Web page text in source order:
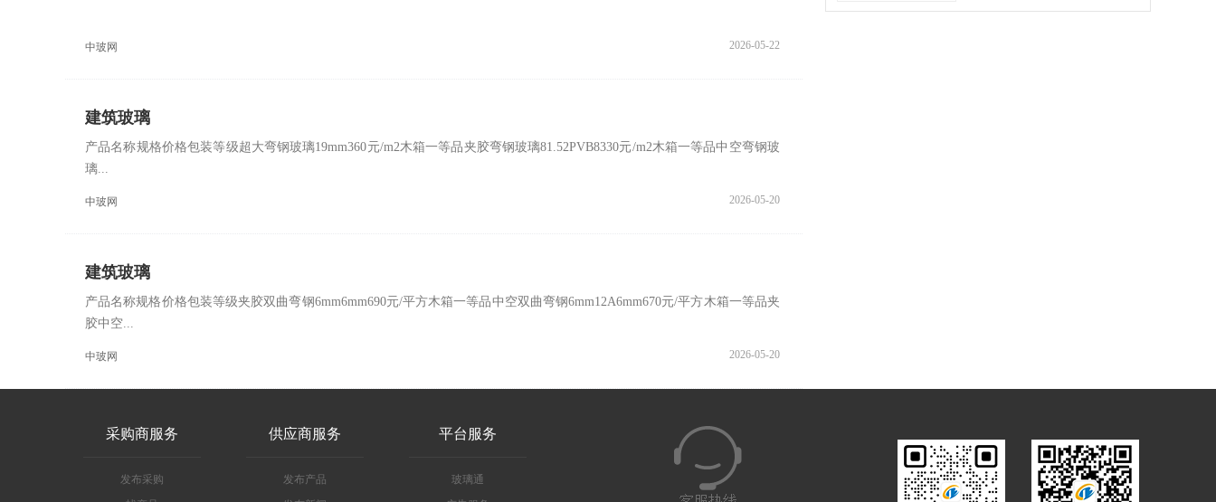
中玻网 2026-05-22
建筑玻璃
产品名称规格价格包装等级超大弯钢玻璃19mm360元/m2木箱一等品夹胶弯钢玻璃81.52PVB8330元/m2木箱一等品中空弯钢玻
璃...
中玻网 2026-05-20
建筑玻璃
产品名称规格价格包装等级夹胶双曲弯钢6mm6mm690元/平方木箱一等品中空双曲弯钢6mm12A6mm670元/平方木箱一等品夹
胶中空...
中玻网 2026-05-20
采购商服务
发布采购
供应商服务
发布产品
平台服务
玻璃通